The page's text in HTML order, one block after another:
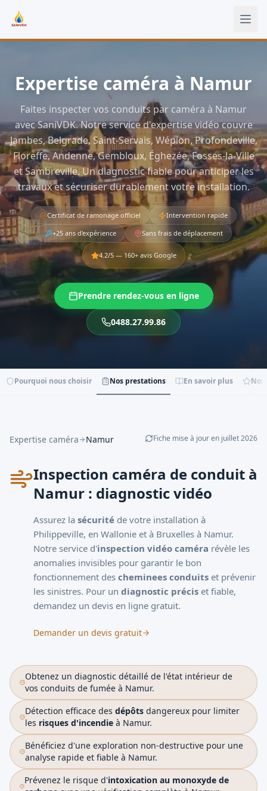
Expertise caméra à Namur
Faites inspecter vos conduits par caméra à Namur
avec SaniVDK. Notre service d'expertise vidéo couvre
Jambes, Belgrade, Saint-Servais, Wépion, Profondeville,
Floreffe, Andenne, Gembloux, Éghezée, Fosses-la-Ville
et Sambreville. Un diagnostic fiable pour anticiper les
travaux et sécuriser durablement votre installation.
Certificat de ramonage officiel
Intervention rapide
+25 ans d'expérience
Sans frais de déplacement
4.2/5 — 160+ avis Google
Prendre rendez-vous en ligne
0488.27.99.86
Pourquoi nous choisir Nos prestations En savoir plus
Expertise caméra Namur Fiche mise à jour en juillet2026
Inspection caméra de conduit à
Namur : diagnostic vidéo
Assurez la sécurité de votre installation à
Philippeville, en Wallonie et à Bruxelles à Namur.
Notre service d'inspection vidéo caméra révèle les
anomalies invisibles pour garantir le bon
fonctionnement des cheminees conduits et prévenir
les sinistres. Pour un diagnostic précis et fiable,
demandez un devis en ligne gratuit.
Demander un devis gratuit
Obtenez un diagnostic détaillé de l'état intérieur de
vos conduits de fumée à Namur.
Détection efficace desdépôts dangereux pour limiter
les risques d'incendie à Namur.
Bénéficiez d'une exploration non-destructive pour une
analyse rapide et fiable à Namur.
Prévenez le risque d'intoxication au monoxyde de